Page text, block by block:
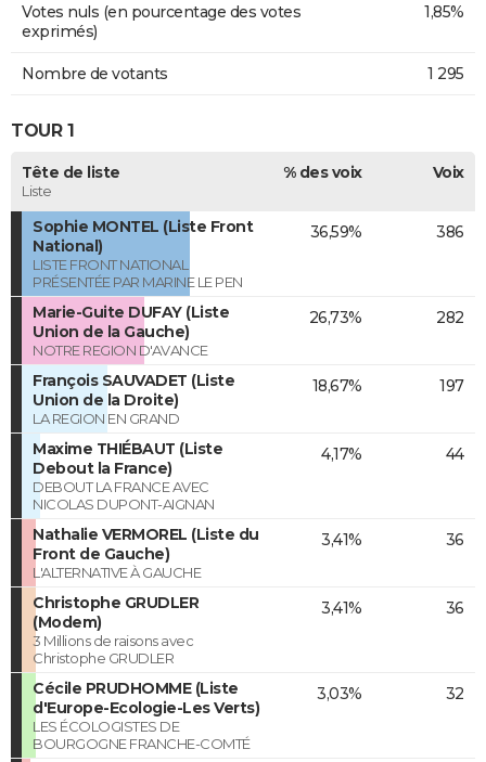
Votes nuls (en pourcentage des votes
exprimés)
1,85%
Nombre de votants 1 295
TOUR 1
Tête de liste
Liste
% des voix Voix
Sophie MONTEL (Liste Front
National)
LISTE FRONT NATIONAL
PRÉSENTÉE PAR MARINE LE PEN
36,59% 386
Marie-Guite DUFAY (Liste
Union de la Gauche)
NOTRE REGION D'AVANCE
26,73% 282
François SAUVADET (Liste
Union de la Droite)
LA REGION EN GRAND
18,67% 197
Maxime THIÉBAUT (Liste
Debout la France)
DEBOUT LA FRANCE AVEC
NICOLAS DUPONT-AIGNAN
4,17% 44
Nathalie VERMOREL (Liste du
Front de Gauche)
L'ALTERNATIVE À GAUCHE
3,41% 36
Christophe GRUDLER
(Modem)
3 Millions de raisons avec
Christophe GRUDLER
3,41% 36
Cécile PRUDHOMME (Liste
d'Europe-Ecologie-Les Verts)
LES ÉCOLOGISTES DE
BOURGOGNE FRANCHE-COMTÉ
3,03% 32